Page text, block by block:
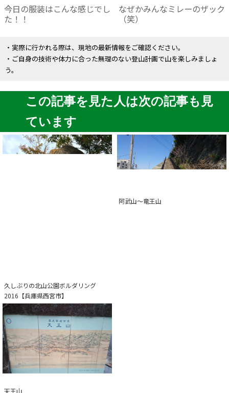
今日の服装はこんな感じでし
た！！
なぜかみんなミレーのザック
（笑）
・実際に行かれる際は、現地の最新情報をご確認ください。
・ご自身の技術や体力に合った無理のない登山計画で山を楽しみましょ
う。
この記事を見た人は次の記事も見
ています
久しぶりの北山公園ボルダリング
2016【兵庫県西宮市】
阿武山～竜王山
天王山